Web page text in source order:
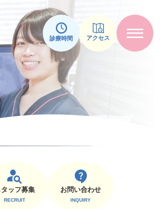
診療時間 アクセス
タッフ募集 お問い合わせ